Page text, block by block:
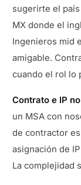
sugerirte el
MX donde el
Ingenieros mid
amigable.
cuando el rol lo
Contrato e IP
un MSA con
de contractor
asignación de
La complejidad